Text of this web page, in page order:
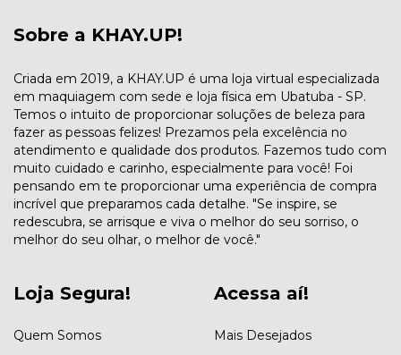
Sobre a KHAY.UP!
Criada em 2019, a KHAY.UP é uma loja virtual especializada
em maquiagem com sede e loja física em Ubatuba - SP.
Temos o intuito de proporcionar soluções de beleza para
fazer as pessoas felizes! Prezamos pela excelência no
atendimento e qualidade dos produtos. Fazemos tudo com
muito cuidado e carinho, especialmente para você! Foi
pensando em te proporcionar uma experiência de compra
incrível que preparamos cada detalhe. "Se inspire, se
redescubra, se arrisque e viva o melhor do seu sorriso, o
melhor do seu olhar, o melhor de você."
Loja Segura!
Quem Somos
Acessa aí!
Mais Desejados